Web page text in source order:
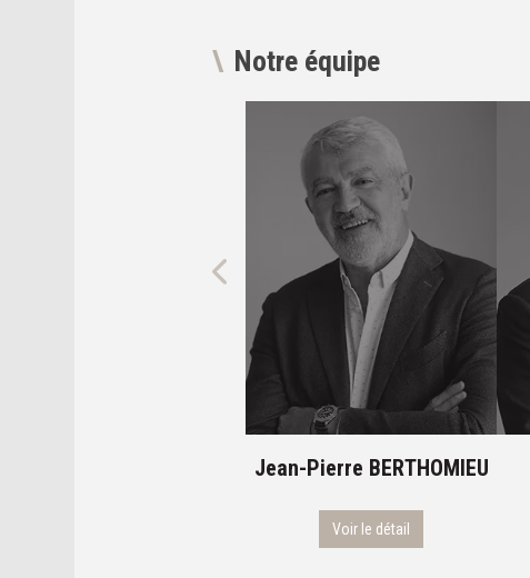
Notre équipe
Jean-Pierre BERTHOMIEU
Voir le détail